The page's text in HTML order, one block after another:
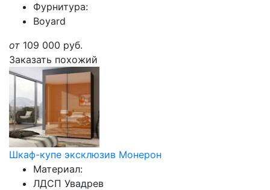
Фурнитура:
Boyard
от 109 000 руб.
Заказать похожий
Шкаф-купе эксклюзив Монерон
Материал:
ЛДСП Увадрев